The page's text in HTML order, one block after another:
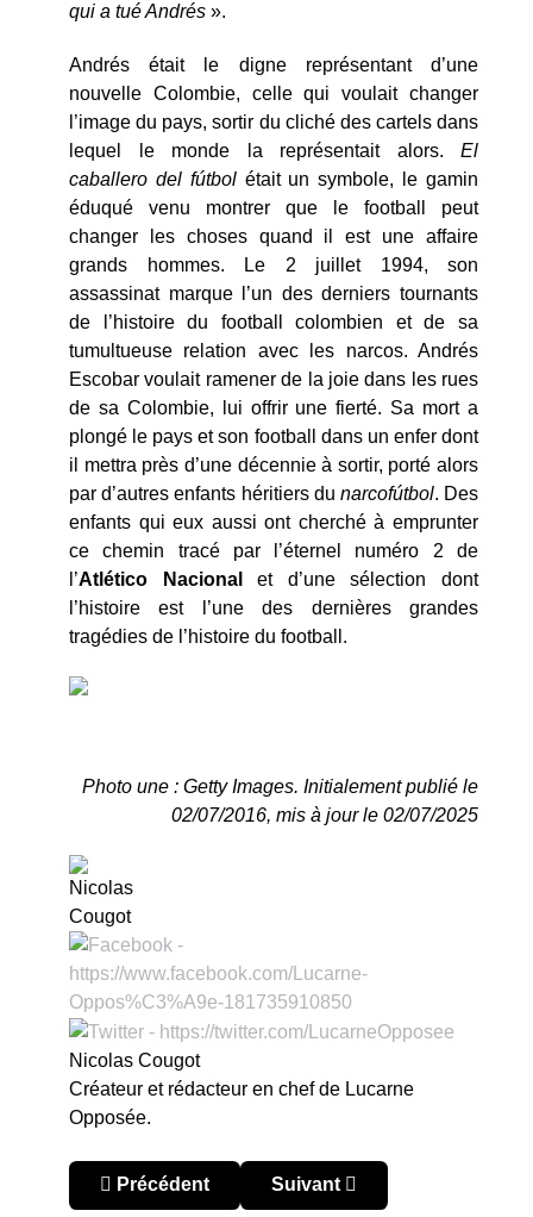
qui a tué Andrés ».
Andrés était le digne représentant d’une
nouvelle Colombie, celle qui voulait changer
l’image du pays, sortir du cliché des cartels dans
lequel le monde la représentait alors. El
caballero del fútbol était un symbole, le gamin
éduqué venu montrer que le football peut
changer les choses quand il est une affaire
grands hommes. Le 2 juillet 1994, son
assassinat marque l’un des derniers tournants
de l’histoire du football colombien et de sa
tumultueuse relation avec les narcos. Andrés
Escobar voulait ramener de la joie dans les rues
de sa Colombie, lui offrir une fierté. Sa mort a
plongé le pays et son football dans un enfer dont
il mettra près d’une décennie à sortir, porté alors
par d’autres enfants héritiers du narcofútbol. Des
enfants qui eux aussi ont cherché à emprunter
ce chemin tracé par l’éternel numéro 2 de
l’Atlético Nacional
et d’une sélection dont
l’histoire est l’une des dernières grandes
tragédies de l’histoire du football.
Photo une : Getty Images. Initialement publié le
02/07/2016, mis à jour le 02/07/2025
Nicolas Cougot
Créateur et rédacteur en chef de Lucarne
Opposée.
Article précédent : À la recherche de Pocitos
Précédent Article suivant : Argentine
Suivant